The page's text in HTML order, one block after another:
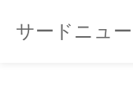
サードニュ